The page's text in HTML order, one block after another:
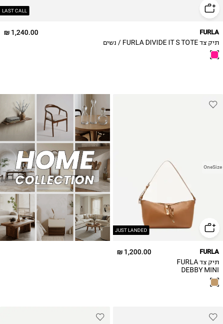
LAST CALL
1,240.00 ₪ FURLA
תיק צד FURLA DIVIDE IT S TOTE / נשים
JUST LANDED
OneSize
1,200.00 ₪ FURLA
תיק צד FURLA
DEBBY MINI
נשים